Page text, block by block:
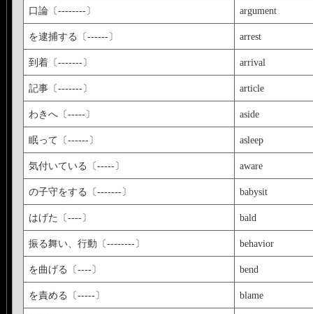
口論〔--------〕 argument
を逮捕する〔------〕 arrest
到着〔-------〕 arrival
記事〔-------〕 article
わきへ〔-----〕 aside
眠って〔------〕 asleep
気付いている〔-----〕 aware
の子守をする〔-------〕 babysit
はげた〔----〕 bald
振る舞い、行動〔--------〕 behavior
を曲げる〔----〕 bend
を責める〔-----〕 blame